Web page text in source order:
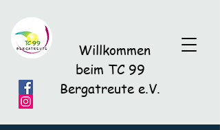
Willkommen
beim TC 99
Bergatreute e.V.